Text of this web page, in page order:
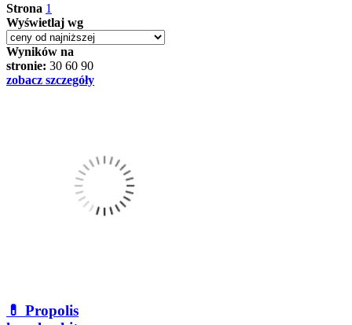
Strona 1
Wyświetlaj wg
Wyników na
stronie: 30 60 90
zobacz szczegóły
💊 Propolis